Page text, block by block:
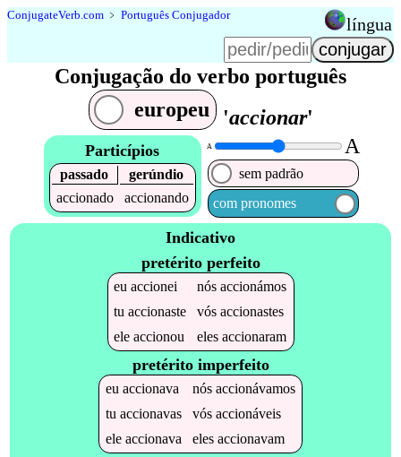
ConjugateVerb.com ﹥ Português Conjugador língua
Conjugação do verbo português
europeu
'accionar'
Particípios
passado
gerúndio
accionado
accionando
A A
sem padrão
com pronomes
Indicativo
pretérito perfeito
euaccionei nósaccionámos
tuaccionaste vósaccionastes
eleaccionou elesaccionaram
pretérito imperfeito
eu accionava nós accionávamos
tu accionavas vós accionáveis
ele accionava eles accionavam